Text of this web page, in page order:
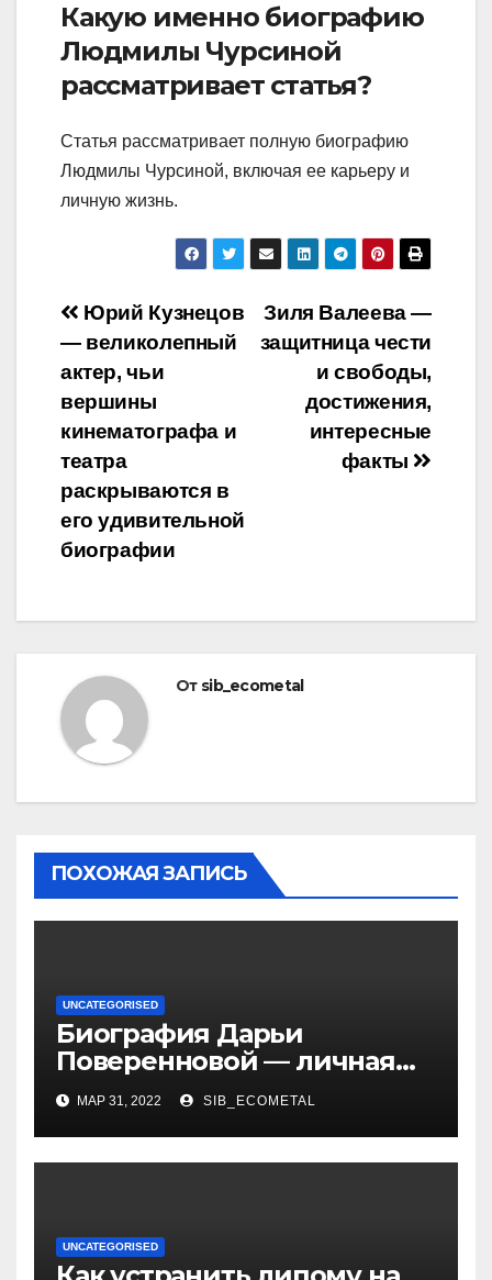
Какую именно биографию
Людмилы Чурсиной
рассматривает статья?
Статья рассматривает полную биографию
Людмилы Чурсиной, включая ее карьеру и
личную жизнь.
Навигация
по
записям
Зиля Валеева —
защитница чести
и свободы,
достижения,
интересные
факты
Юрий Кузнецов
— великолепный
актер, чьи
вершины
кинематографа и
театра
раскрываются в
его удивительной
биографии
От sib_ecometal
ПОХОЖАЯ ЗАПИСЬ
UNCATEGORISED
Биография Дарьи
Поверенновой — личная
жизнь, карьера и
достижения знаменитой
российской актрисы
МАР 31, 2022 SIB_ECOMETAL
UNCATEGORISED